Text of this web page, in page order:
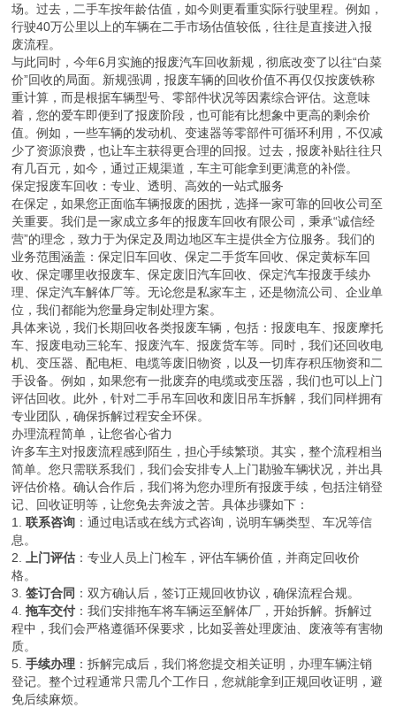
场。过去，二手车按年龄估值，如今则更看重实际行驶里程。例如，
行驶40万公里以上的车辆在二手市场估值较低，往往是直接进入报
废流程。
与此同时，今年6月实施的报废汽车回收新规，彻底改变了以往“白菜
价”回收的局面。新规强调，报废车辆的回收价值不再仅仅按废铁称
重计算，而是根据车辆型号、零部件状况等因素综合评估。这意味
着，您的爱车即便到了报废阶段，也可能有比想象中更高的剩余价
值。例如，一些车辆的发动机、变速器等零部件可循环利用，不仅减
少了资源浪费，也让车主获得更合理的回报。过去，报废补贴往往只
有几百元，如今，通过正规渠道，车主可能拿到更满意的补偿。
保定报废车回收：专业、透明、高效的一站式服务
在保定，如果您正面临车辆报废的困扰，选择一家可靠的回收公司至
关重要。我们是一家成立多年的报废车回收有限公司，秉承“诚信经
营”的理念，致力于为保定及周边地区车主提供全方位服务。我们的
业务范围涵盖：保定旧车回收、保定二手货车回收、保定黄标车回
收、保定哪里收报废车、保定废旧汽车回收、保定汽车报废手续办
理、保定汽车解体厂等。无论您是私家车主，还是物流公司、企业单
位，我们都能为您量身定制处理方案。
具体来说，我们长期回收各类报废车辆，包括：报废电车、报废摩托
车、报废电动三轮车、报废汽车、报废货车等。同时，我们还回收电
机、变压器、配电柜、电缆等废旧物资，以及一切库存积压物资和二
手设备。例如，如果您有一批废弃的电缆或变压器，我们也可以上门
评估回收。此外，针对二手吊车回收和废旧吊车拆解，我们同样拥有
专业团队，确保拆解过程安全环保。
办理流程简单，让您省心省力
许多车主对报废流程感到陌生，担心手续繁琐。其实，整个流程相当
简单。您只需联系我们，我们会安排专人上门勘验车辆状况，并出具
评估价格。确认合作后，我们将为您办理所有报废手续，包括注销登
记、回收证明等，让您免去奔波之苦。具体步骤如下：
1.联系咨询 ：通过电话或在线方式咨询，说明车辆类型、车况等信
息。
2.上门评估 ：专业人员上门检车，评估车辆价值，并商定回收价
格。
3.签订合同 ：双方确认后，签订正规回收协议，确保流程合规。
4.拖车交付 ：我们安排拖车将车辆运至解体厂，开始拆解。拆解过
程中，我们会严格遵循环保要求，比如妥善处理废油、废液等有害物
质。
5.手续办理 ：拆解完成后，我们将您提交相关证明，办理车辆注销
登记。整个过程通常只需几个工作日，您就能拿到正规回收证明，避
免后续麻烦。